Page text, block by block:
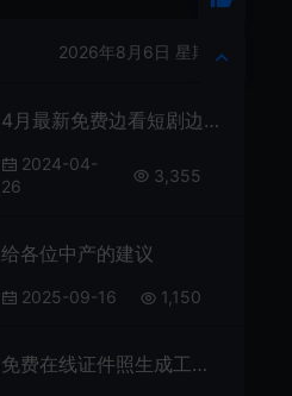
2026年8月6日 星期四
4月最新免费边看短剧边撸收益，每日可撸50+，无上限
2024-04-
26
3,355
给各位中产的建议
2025-09-16 1,150
免费在线证件照生成工具-帮小忙工具箱